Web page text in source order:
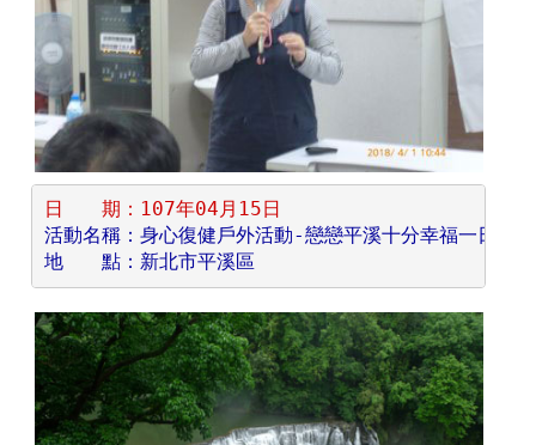
日　　期：107年04月15日
活動名稱：身心復健戶外活動-戀戀平溪十分幸福一日遊
地　　點：新北市平溪區